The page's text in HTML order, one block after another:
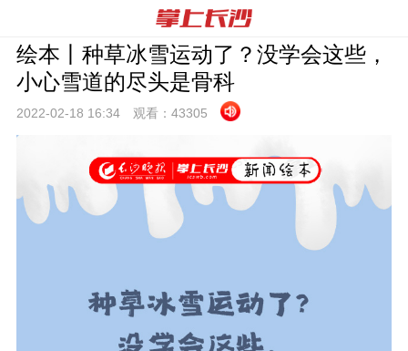
绘本丨种草冰雪运动了？没学会这些，
小心雪道的尽头是骨科
2022-02-18 16:34 观看： 43305